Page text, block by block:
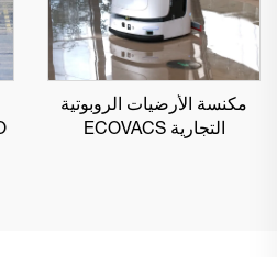
مكنسة الأرضيات الروبوتية
التجارية ECOVACS